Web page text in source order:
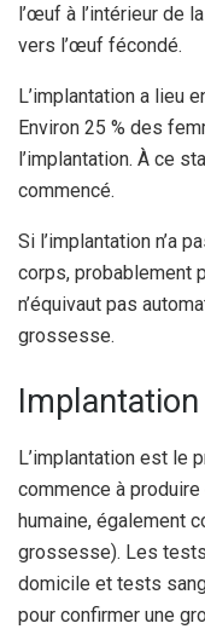
l’œuf à l’intérieur de
vers l’œuf fécondé.
L’implantation a lieu
Environ 25 % des
l’implantation. À ce
commencé.
Si l’implantation n’a
corps, probablement
n’équivaut pas
grossesse.
Implantation
L’implantation est le
commence à produire
humaine, également
grossesse). Les
domicile et tests
pour confirmer une